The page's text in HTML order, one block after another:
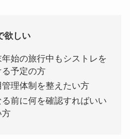
欲しい
始の旅行中もシストレを
予定の方
理体制を整えたい方
前に何を確認すればいい
方